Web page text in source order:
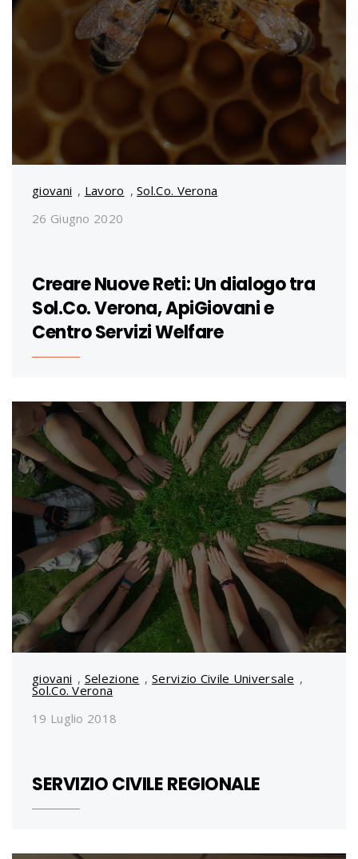
giovani , Lavoro ,Sol.Co. Verona
26 Giugno 2020
Creare Nuove Reti: Un dialogo tra
Sol.Co. Verona, ApiGiovani e
Centro Servizi Welfare
giovani , Selezione ,Servizio Civile Universale ,
Sol.Co. Verona
19 Luglio 2018
SERVIZIO CIVILE REGIONALE